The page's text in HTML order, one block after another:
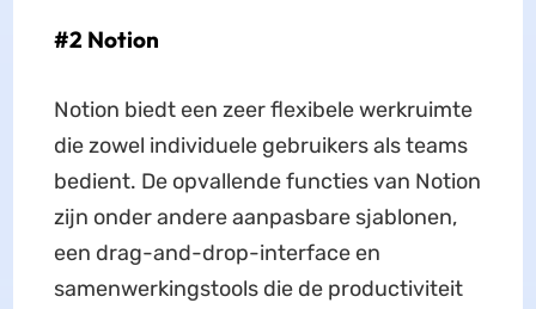
#2 Notion
Notion biedt een zeer flexibele werkruimte
die zowel individuele gebruikers als teams
bedient. De opvallende functies van Notion
zijn onder andere aanpasbare sjablonen,
een drag-and-drop-interface en
samenwerkingstools die de productiviteit